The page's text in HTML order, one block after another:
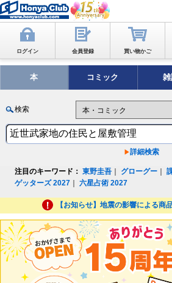
ログイン 会員登録 買い物かご
本 コミック
検索
詳細検索
注目のキーワード： 東野圭吾 グローグー ｜
ゲッターズ 2027 ｜六星占術 2027
【お知らせ】地震の影響による商